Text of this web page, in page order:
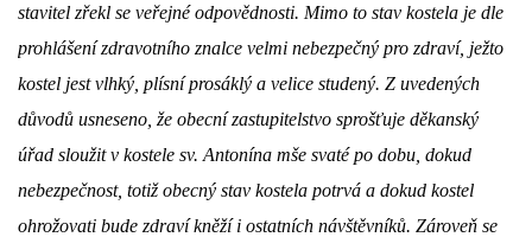
stavitel zřekl se veřejné odpovědnosti. Mimo to stav kostela je dle
prohlášení zdravotního znalce velmi nebezpečný pro zdraví, ježto
kostel jest vlhký, plísní prosáklý a velice studený. Z uvedených
důvodů usneseno, že obecní zastupitelstvo sprošťuje děkanský
úřad sloužit v kostele sv. Antonína mše svaté po dobu, dokud
nebezpečnost, totiž obecný stav kostela potrvá a dokud kostel
ohrožovati bude zdraví kněží i ostatních návštěvníků. Zároveň se